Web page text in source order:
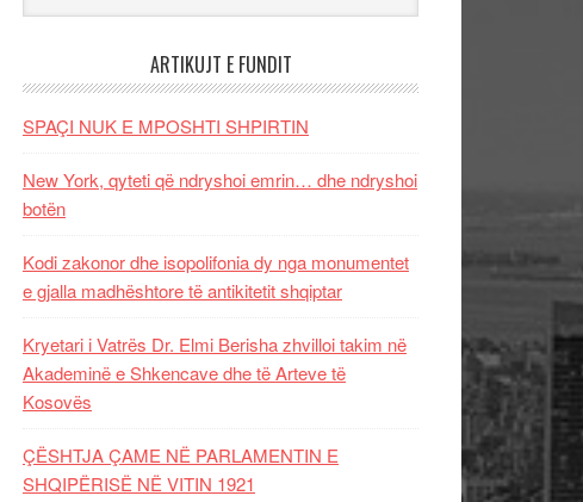
ARTIKUJT E FUNDIT
SPAÇI NUK E MPOSHTI SHPIRTIN
New York, qyteti që ndryshoi emrin… dhe ndryshoi
botën
Kodi zakonor dhe isopolifonia dy nga monumentet
e gjalla madhështore të antikitetit shqiptar
Kryetari i Vatrës Dr. Elmi Berisha zhvilloi takim në
Akademinë e Shkencave dhe të Arteve të
Kosovës
ÇËSHTJA ÇAME NË PARLAMENTIN E
SHQIPËRISË NË VITIN 1921